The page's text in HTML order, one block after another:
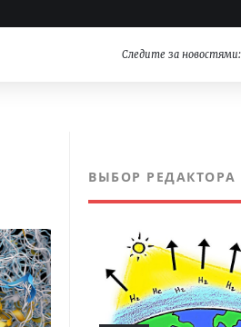
Следите за новостями:
ВЫБОР РЕДАКТОРА